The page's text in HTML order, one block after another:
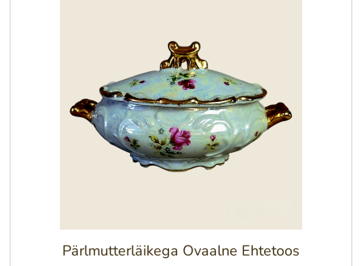
Pärlmutterläikega Ovaalne Ehtetoos